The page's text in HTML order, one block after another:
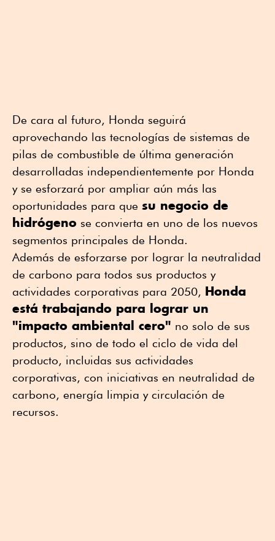
De cara al futuro, Honda seguirá
aprovechando las tecnologías de sistemas de
pilas de combustible de última generación
desarrolladas independientemente por Honda
y se esforzará por ampliar aún más las
oportunidades para que su negocio de
hidrógeno se convierta en uno de los nuevos
segmentos principales de Honda.
Además de esforzarse por lograr la neutralidad
de carbono para todos sus productos y
actividades corporativas para 2050, Honda
está trabajando para lograr un
"impacto ambiental cero" no solo de sus
productos, sino de todo el ciclo de vida del
producto, incluidas sus actividades
corporativas, con iniciativas en neutralidad de
carbono, energía limpia y circulación de
recursos.